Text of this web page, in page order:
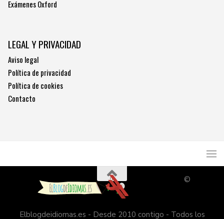
Exámenes Oxford
LEGAL Y PRIVACIDAD
Aviso legal
Política de privacidad
Política de cookies
Contacto
©
Elblogdeidiomas.es - Desde 2010 contigo - Todos los